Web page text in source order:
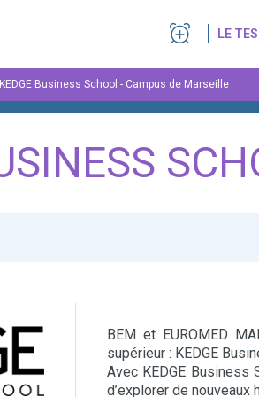
LE
KEDGE Business School - Campus de Marseille
BEM et EUROMED
supérieur : KEDGE
Avec KEDGE
d’explorer de